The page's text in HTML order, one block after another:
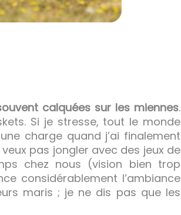
calquées sur les miennes.
Si je stresse, tout le monde
charge quand j’ai finalement
veux pas jongler avec des jeux de
chez nous (vision bien trop
considérablement l’ambiance
maris ; je ne dis pas que les